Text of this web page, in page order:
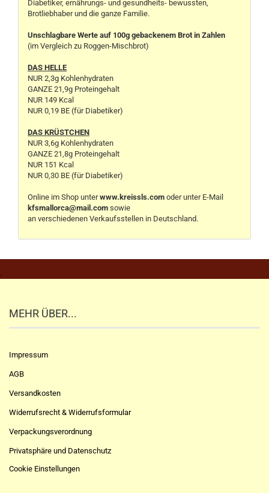
Diabetiker, ernährungs- und gesundheits- bewussten,
Brotliebhaber und die ganze Familie.
Unschlagbare Werte auf 100g gebackenem Brot in Zahlen
(im Vergleich zu Roggen-Mischbrot)
DAS HELLE
NUR 2,3g Kohlenhydraten
GANZE 21,9g Proteingehalt
NUR 149 Kcal
NUR 0,19 BE (für Diabetiker)
DAS KRÜSTCHEN
NUR 3,6g Kohlenhydraten
GANZE 21,8g Proteingehalt
NUR 151 Kcal
NUR 0,30 BE (für Diabetiker)
Online im Shop unterwww.kreissls.com oder unter E-Mail
kfsmallorca@mail.com sowie
an verschiedenen Verkaufsstellen in Deutschland.
.
MEHR ÜBER...
Impressum
AGB
Versandkosten
Widerrufsrecht & Widerrufsformular
Verpackungsverordnung
Privatsphäre und Datenschutz
Cookie Einstellungen